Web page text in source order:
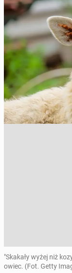
"Skakały wyżej niż
owiec. (Fot. Getty